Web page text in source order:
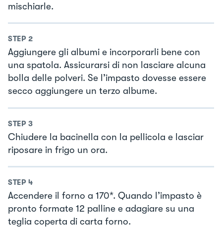
mischiarle.
STEP 2
Aggiungere gli albumi e incorporarli bene con
una spatola. Assicurarsi di non lasciare alcuna
bolla delle polveri. Se l’impasto dovesse essere
secco aggiungere un terzo albume.
STEP 3
Chiudere la bacinella con la pellicola e lasciar
riposare in frigo un ora.
STEP 4
Accendere il forno a 170*. Quando l’impasto è
pronto formate 12 palline e adagiare su una
teglia coperta di carta forno.